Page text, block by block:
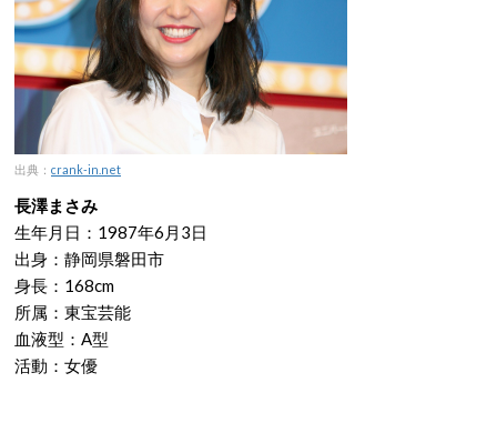
出典： crank-in.net
長澤まさみ
生年月日：1987年6月3日
出身：静岡県磐田市
身長：168cm
所属：東宝芸能
血液型：A型
活動：女優